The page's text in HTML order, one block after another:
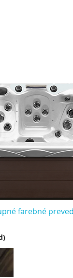
farebné